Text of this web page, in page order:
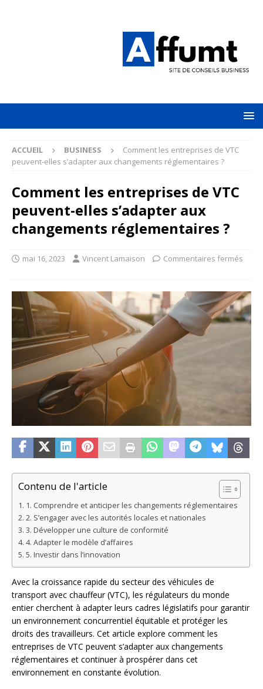
ACCUEIL BUSINESS
Comment les entreprises de VTC
peuvent-elles s’adapter aux changements réglementaires ?
Comment les entreprises de VTC
peuvent-elles s’adapter aux
changements réglementaires ?
mai 16, 2023 Vincent Lamaison Commentaires fermés
Contenu de l'article
1. Comprendre et anticiper les changements réglementaires
2. S’engager avec les autorités locales et nationales
3. Développer une culture de conformité
4. Adapter le modèle d’affaires
5. Investir dans l’innovation
Avec la croissance rapide du secteur des véhicules de
transport avec chauffeur (VTC), les régulateurs du monde
entier cherchent à adapter leurs cadres législatifs pour garantir
un environnement concurrentiel équitable et protéger les
droits des travailleurs. Cet article explore comment les
entreprises de VTC peuvent s’adapter aux changements
réglementaires et continuer à prospérer dans cet
environnement en constante évolution.